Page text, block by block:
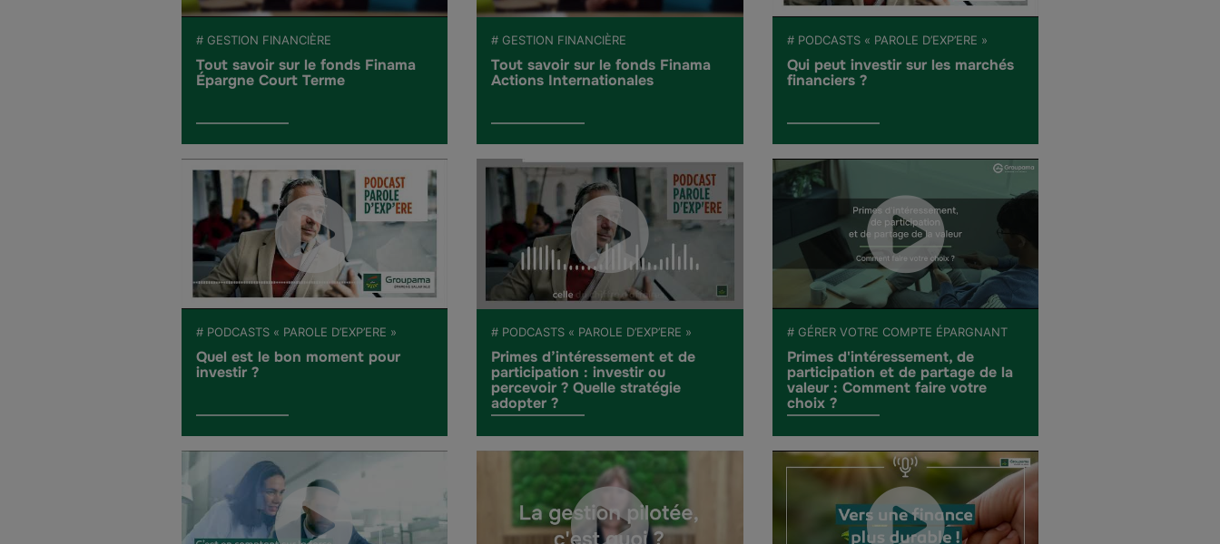
# GESTION FINANCIÈRE
Tout savoir sur le fonds Finama
Épargne Court Terme
# GESTION FINANCIÈRE
Tout savoir sur le fonds Finama
Actions Internationales
# PODCASTS « PAROLE D’EXP’ERE »
Qui peut investir sur les marchés
financiers ?
# PODCASTS « PAROLE D’EXP’ERE »
Quel est le bon moment pour
investir ?
# PODCASTS « PAROLE D’EXP’ERE »
Primes d’intéressement et de
participation : investir ou
percevoir ? Quelle stratégie
adopter ?
# GÉRER VOTRE COMPTE ÉPARGNANT
Primes d'intéressement, de
participation et de partage de la
valeur : Comment faire votre
choix ?